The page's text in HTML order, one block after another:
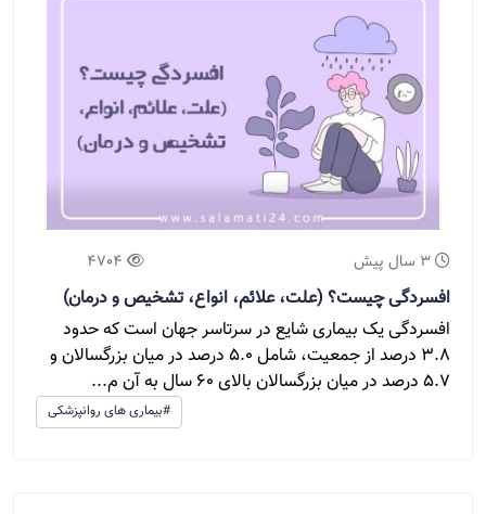
3 سال پیش 4704
افسردگی چیست؟ (علت، علائم، انواع، تشخیص و درمان)
افسردگی یک بیماری شایع در سرتاسر جهان است که حدود
3.8 درصد از جمعیت، شامل 5.0 درصد در میان بزرگسالان و
5.7 درصد در میان بزرگسالان بالای 60 سال به آن م...
#بیماری های روانپزشکی